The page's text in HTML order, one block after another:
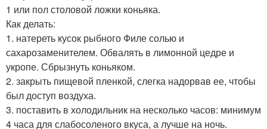
1 или пол столовой ложки коньяка.
Как делать:
1. натереть кусок рыбного Филе солью и
сахарозаменителем. Обвалять в лимонной цедре и
укропе. Сбрызнуть коньяком.
2. закрыть пищевой пленкой, слегка надорвав ее, чтобы
был доступ воздуха.
3. поставить в холодильник на несколько часов: минимум
4 часа для слабосоленого вкуса, а лучше на ночь.